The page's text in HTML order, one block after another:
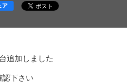
ア
追加しました
下さい